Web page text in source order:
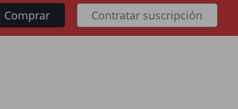
Comprar Contratar suscripción